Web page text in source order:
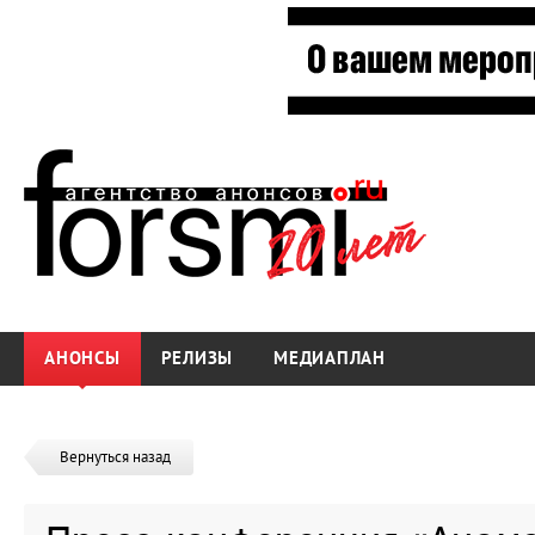
АНОНСЫ РЕЛИЗЫ МЕДИАПЛАН
Вернуться назад